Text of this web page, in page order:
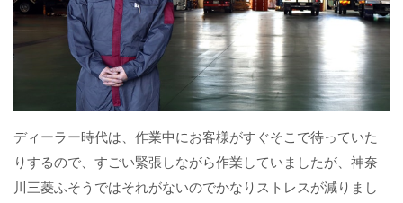
ディーラー時代は、作業中にお客様がすぐそこで待っていた
りするので、すごい緊張しながら作業していましたが、神奈
川三菱ふそうではそれがないのでかなりストレスが減りまし